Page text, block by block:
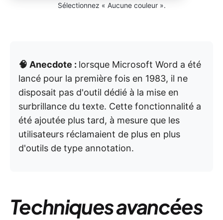
Sélectionnez « Aucune couleur ».
🧠 Anecdote : lorsque Microsoft Word a été
lancé pour la première fois en 1983, il ne
disposait pas d'outil dédié à la mise en
surbrillance du texte. Cette fonctionnalité a
été ajoutée plus tard, à mesure que les
utilisateurs réclamaient de plus en plus
d'outils de type annotation.
Techniques avancées